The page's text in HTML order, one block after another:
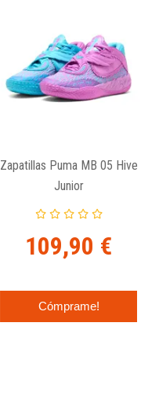
Zapatillas Puma MB 05 Hive
Junior
109,90 €
Cómprame!